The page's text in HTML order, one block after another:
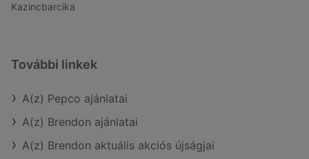
Kazincbarcika
További linkek
A(z) Pepco ajánlatai
A(z) Brendon ajánlatai
A(z) Brendon aktuális akciós újságjai